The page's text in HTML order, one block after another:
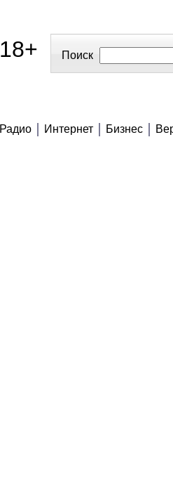
18+ Поиск
Радио Интернет Бизнес